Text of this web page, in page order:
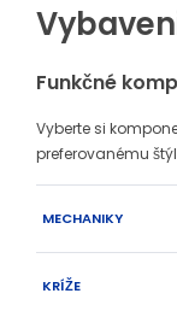
Funkčné
Vyberte si
preferovanému
MECHANIKY
KRÍŽE